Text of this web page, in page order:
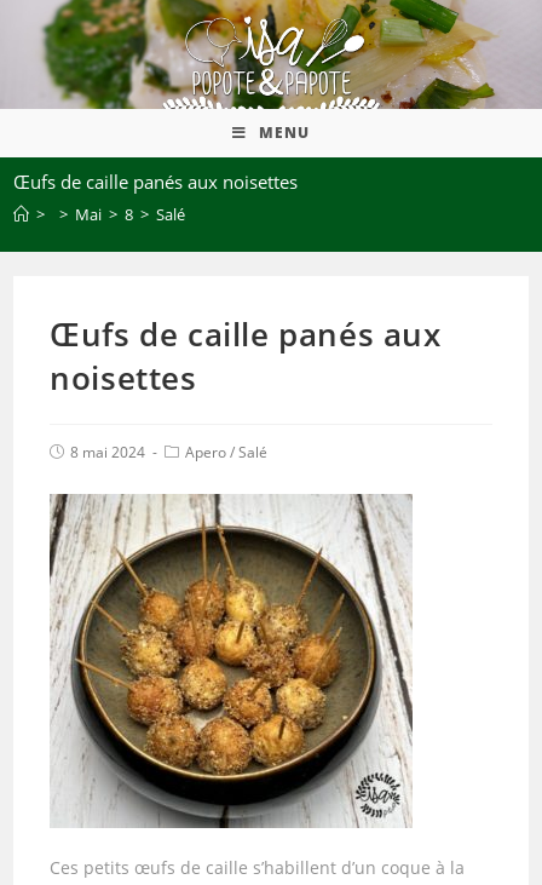
MENU
Œufs de caille panés aux noisettes
> > Mai > 8 > Salé
Œufs de caille panés aux
noisettes
8 mai 2024 Apero/Salé
Ces petits œufs de caille s’habillent d’un coque à la